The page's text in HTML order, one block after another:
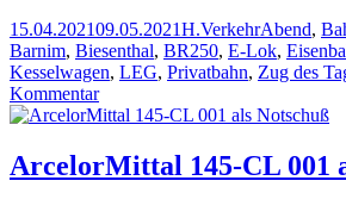
Veröffentlicht
am
15.04.202109.05.2021Autor
H.Kategorien
VerkehrAbend,
Barnim, Biesenthal, BR250, E-Lok,
Kesselwagen, LEG, Privatbahn, Zug des
Kommentarzu
250
7
mit
ArcelorMittal 145-CL 001